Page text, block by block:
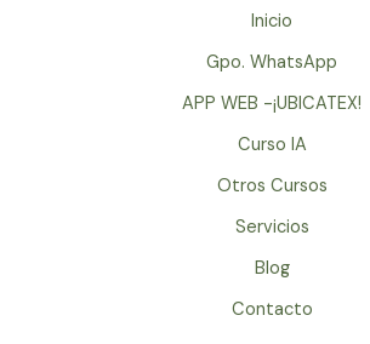
Inicio
Gpo. WhatsApp
APP WEB -¡UBICATEX!
Curso IA
Otros Cursos
Servicios
Blog
Contacto